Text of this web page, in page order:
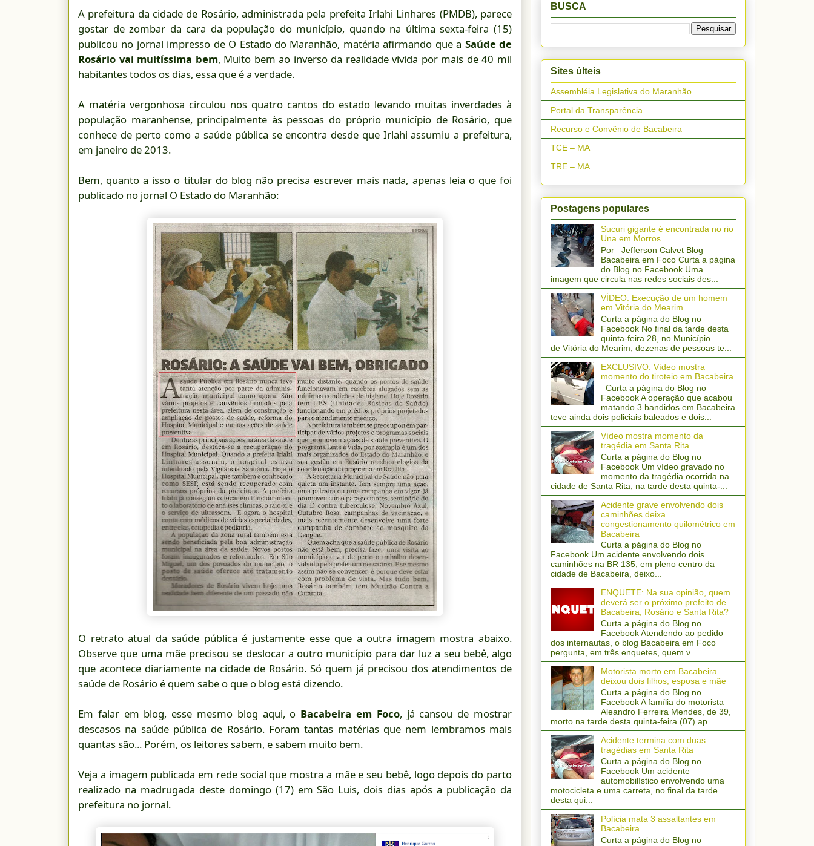
A prefeitura da cidade de Rosário, administrada pela prefeita Irlahi Linhares (PMDB), parece
gostar de zombar da cara da população do município, quando na última sexta-feira (15)
publicou no jornal impresso de O Estado do Maranhão, matéria afirmando que a Saúde de
Rosário vai muitíssima bem, Muito bem ao inverso da realidade vivida por mais de 40 mil
habitantes todos os dias, essa que é a verdade.
A matéria vergonhosa circulou nos quatro cantos do estado levando muitas inverdades à
população maranhense, principalmente às pessoas do próprio município de Rosário, que
conhece de perto como a saúde pública se encontra desde que Irlahi assumiu a prefeitura,
em janeiro de 2013.
Bem, quanto a isso o titular do blog não precisa escrever mais nada, apenas leia o que foi
publicado no jornal O Estado do Maranhão:
O retrato atual da saúde pública é justamente esse que a outra imagem mostra abaixo.
Observe que uma mãe precisou se deslocar a outro município para dar luz a seu bebê, algo
que acontece diariamente na cidade de Rosário. Só quem já precisou dos atendimentos de
saúde de Rosário é quem sabe o que o blog está dizendo.
Em falar em blog, esse mesmo blog aqui, o Bacabeira em Foco, já cansou de mostrar
descasos na saúde pública de Rosário. Foram tantas matérias que nem lembramos mais
quantas são... Porém, os leitores sabem, e sabem muito bem.
Veja a imagem publicada em rede social que mostra a mãe e seu bebê, logo depois do parto
realizado na madrugada deste domingo (17) em São Luis, dois dias após a publicação da
prefeitura no jornal.
BUSCA
Sites últeis
Assembléia Legislativa do Maranhão
Portal da Transparência
Recurso e Convênio de Bacabeira
TCE – MA
TRE – MA
Postagens populares
Sucuri gigante é encontrada no rio
Una em Morros
Por Jefferson Calvet Blog
Bacabeira em Foco Curta a página
do Blog no Facebook Uma
imagem que circula nas redes sociais des...
VÍDEO: Execução de um homem
em Vitória do Mearim
Curta a página do Blog no
Facebook No final da tarde desta
quinta-feira 28, no Município
de Vitória do Mearim, dezenas de pessoas te...
EXCLUSIVO: Vídeo mostra
momento do tiroteio em Bacabeira
Curta a página do Blog no
Facebook A operação que acabou
matando 3 bandidos em Bacabeira
teve ainda dois policiais baleados e dois...
Vídeo mostra momento da
tragédia em Santa Rita
Curta a página do Blog no
Facebook Um vídeo gravado no
momento da tragédia ocorrida na
cidade de Santa Rita, na tarde desta quinta-...
Acidente grave envolvendo dois
caminhões deixa
congestionamento quilométrico em
Bacabeira
Curta a página do Blog no
Facebook Um acidente envolvendo dois
caminhões na BR 135, em pleno centro da
cidade de Bacabeira, deixo...
ENQUETE: Na sua opinião, quem
deverá ser o próximo prefeito de
Bacabeira, Rosário e Santa Rita?
Curta a página do Blog no
Facebook Atendendo ao pedido
dos internautas, o blog Bacabeira em Foco
pergunta, em três enquetes, quem v...
Motorista morto em Bacabeira
deixou dois filhos, esposa e mãe
Curta a página do Blog no
Facebook A família do motorista
Aleandro Ferreira Mendes, de 39,
morto na tarde desta quinta-feira (07) ap...
Acidente termina com duas
tragédias em Santa Rita
Curta a página do Blog no
Facebook Um acidente
automobilístico envolvendo uma
motocicleta e uma carreta, no final da tarde
desta qui...
Polícia mata 3 assaltantes em
Bacabeira
Curta a página do Blog no